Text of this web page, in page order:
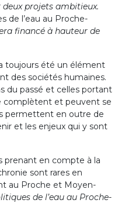
projets ambitieux.
de l’eau au Proche-
financé à hauteur de
toujours été un élément
des sociétés humaines.
du passé et celles portant
complètent et peuvent se
permettent en outre de
et les enjeux qui y sont
prenant en compte à la
sont rares en
au Proche et Moyen-
de l’eau au Proche-